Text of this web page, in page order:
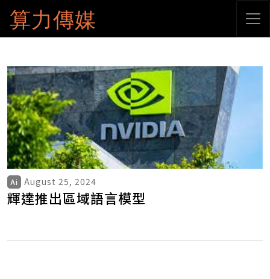
算力傳媒
Ai August 25, 2024
輝達推出區域語言模型